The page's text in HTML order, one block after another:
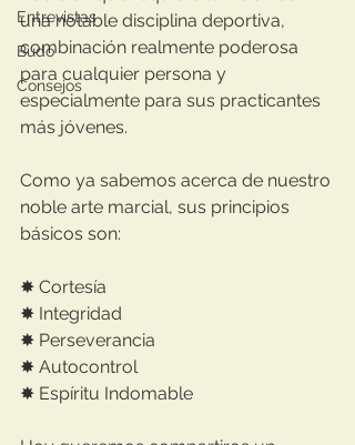
Entrevistas
Budo
Consejos
una notable disciplina deportiva,
combinación realmente poderosa
para cualquier persona y
especialmente para sus practicantes
más jóvenes.
Como ya sabemos acerca de nuestro
noble arte marcial, sus principios
básicos son:
✸ Cortesía
✸ Integridad
✸ Perseverancia
✸ Autocontrol
✸ Espíritu Indomable